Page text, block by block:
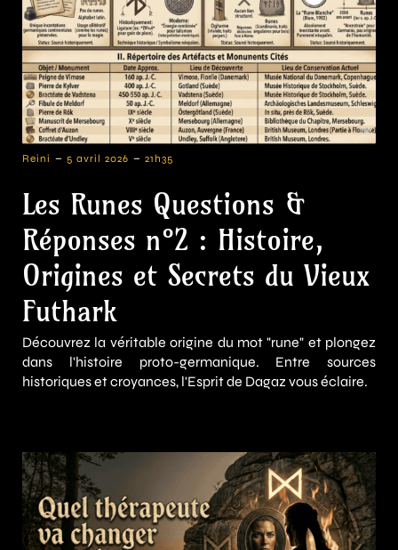
Reini - 5 avril 2026 - 21h35
Les Runes Questions &
Réponses n°2 : Histoire,
Origines et Secrets du Vieux
Futhark
Découvrez la véritable origine du mot "rune" et plongez
dans l'histoire proto-germanique. Entre sources
historiques et croyances, l'Esprit de Dagaz vous éclaire.